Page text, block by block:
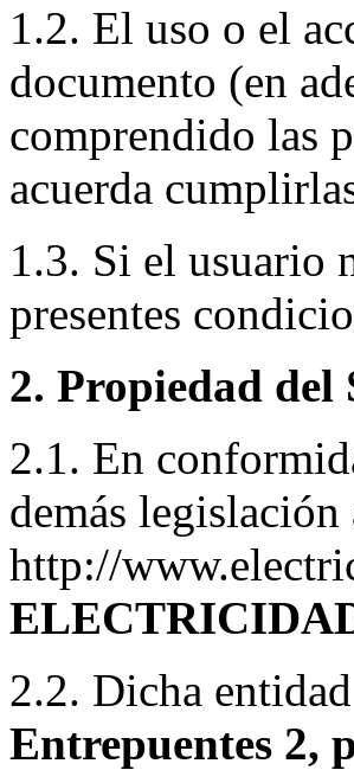
1.2. El uso o el
documento (en
comprendido las
acuerda
1.3. Si el usuario
presentes
2. Propiedad del
2.1. En
demás
http://
2.2. Dicha
Entrepuentes 2,